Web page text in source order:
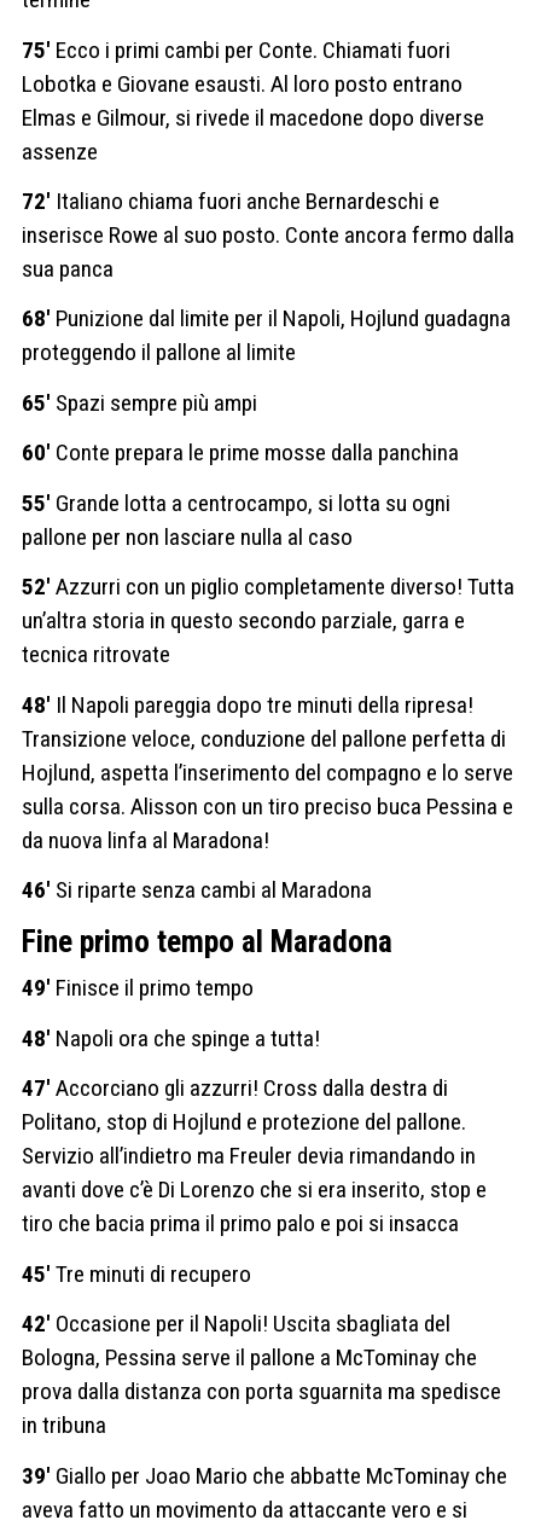
75′ Ecco i primi cambi per Conte. Chiamati fuori
Lobotka e Giovane esausti. Al loro posto entrano
Elmas e Gilmour, si rivede il macedone dopo diverse
assenze
72′ Italiano chiama fuori anche Bernardeschi e
inserisce Rowe al suo posto. Conte ancora fermo dalla
sua panca
68′ Punizione dal limite per il Napoli, Hojlund guadagna
proteggendo il pallone al limite
65′ Spazi sempre più ampi
60′ Conte prepara le prime mosse dalla panchina
55′ Grande lotta a centrocampo, si lotta su ogni
pallone per non lasciare nulla al caso
52′ Azzurri con un piglio completamente diverso! Tutta
un’altra storia in questo secondo parziale, garra e
tecnica ritrovate
48′ Il Napoli pareggia dopo tre minuti della ripresa!
Transizione veloce, conduzione del pallone perfetta di
Hojlund, aspetta l’inserimento del compagno e lo serve
sulla corsa. Alisson con un tiro preciso buca Pessina e
da nuova linfa al Maradona!
46′ Si riparte senza cambi al Maradona
Fine primo tempo al Maradona
49′ Finisce il primo tempo
48′ Napoli ora che spinge a tutta!
47′ Accorciano gli azzurri! Cross dalla destra di
Politano, stop di Hojlund e protezione del pallone.
Servizio all’indietro ma Freuler devia rimandando in
avanti dove c’è Di Lorenzo che si era inserito, stop e
tiro che bacia prima il primo palo e poi si insacca
45′ Tre minuti di recupero
42′ Occasione per il Napoli! Uscita sbagliata del
Bologna, Pessina serve il pallone a McTominay che
prova dalla distanza con porta sguarnita ma spedisce
in tribuna
39′ Giallo per Joao Mario che abbatte McTominay che
aveva fatto un movimento da attaccante vero e si